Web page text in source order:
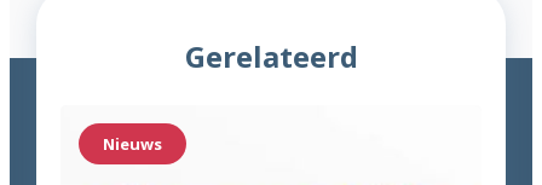
Gerelateerd
Nieuws